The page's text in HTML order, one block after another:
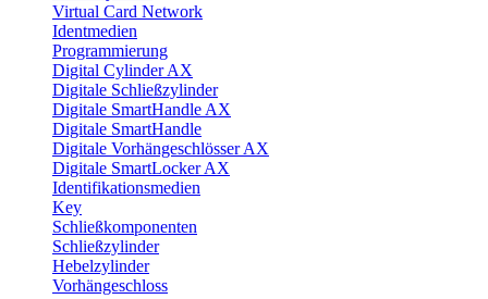
Virtual Card Network
Identmedien
Programmierung
Digital Cylinder AX
Digitale Schließzylinder
Digitale SmartHandle AX
Digitale SmartHandle
Digitale Vorhängeschlösser AX
Digitale SmartLocker AX
Identifikationsmedien
Key
Schließkomponenten
Schließzylinder
Hebelzylinder
Vorhängeschloss